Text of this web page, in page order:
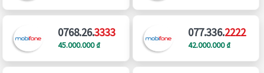
0768.26.3333
45.000.000 ₫
077.336.2222
42.000.000 ₫